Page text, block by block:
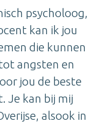
psycholoog,
kan ik jou
die kunnen
angsten en
jou de beste
Je kan bij mij
alsook in